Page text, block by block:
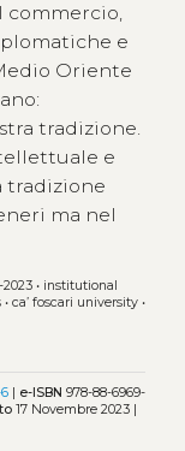
commercio,
e
Oriente
tradizione.
e
tradizione
ma nel
• institutional
• ca’ foscari university•
| e-ISBN 978-88-6969-
17 Novembre 2023 |